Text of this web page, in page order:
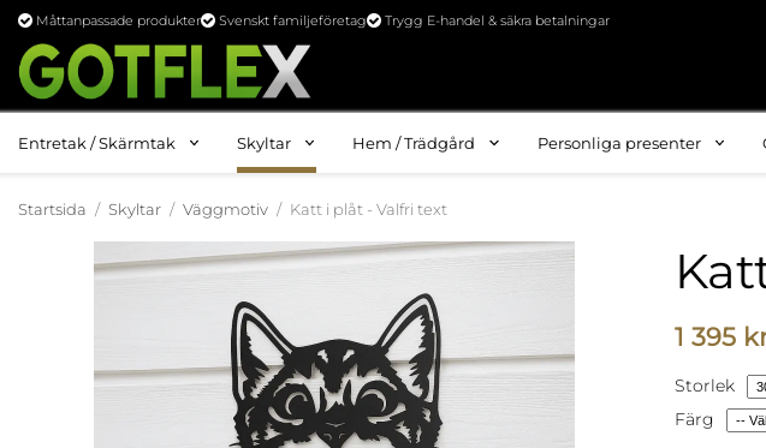
Måttanpassade produkter Svenskt familjeföretag Trygg E-handel & säkra betalningar
Entretak / Skärmtak Skyltar Hem / Trädgård Personliga presenter
Startsida / Skyltar / Väggmotiv / Katt i plåt - Valfri text
1 395
Storlek
Färg